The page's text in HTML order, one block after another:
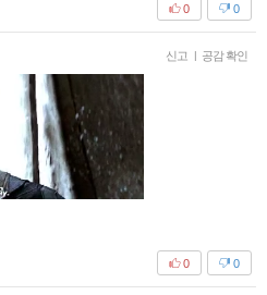
0
0
신고 | 공감 확인
0
0